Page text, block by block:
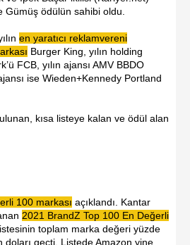
ödülün sahibi oldu.
en yaratıcı reklamvereni
Burger King, yılın holding
FCB, yılın ajansı AMV BBDO
ise Wieden+Kennedy Portland
kısa listeye kalan ve ödül alan
100 markası açıklandı. Kantar
2021 BrandZ Top 100 En Değerli
toplam marka değeri yüzde
doları geçti. Listede Amazon yine